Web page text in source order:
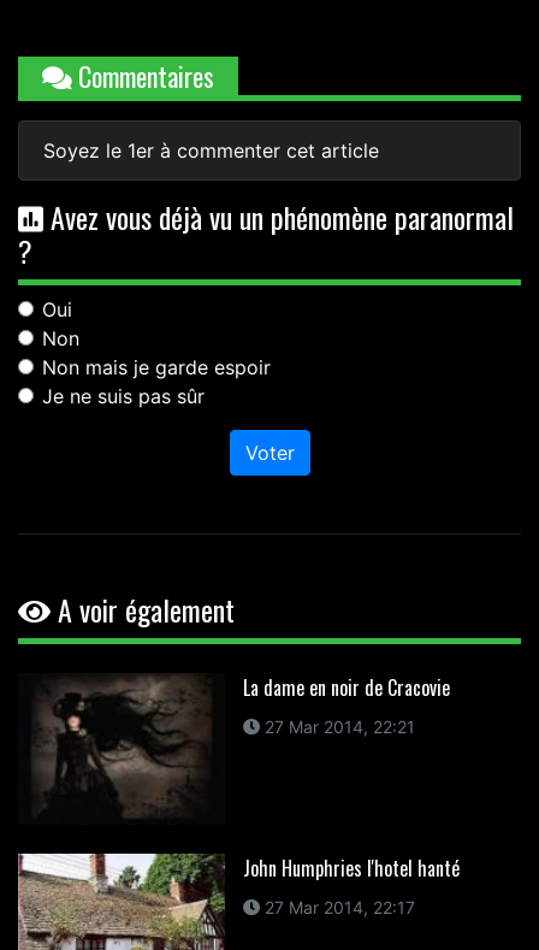
Commentaires
Soyez le 1er à commenter cet article
Avez vous déjà vu un phénomène paranormal
?
Oui
Non
Non mais je garde espoir
Je ne suis pas sûr
Voter
A voir également
La dame en noir de Cracovie
27 Mar 2014, 22:21
John Humphries l'hotel hanté
27 Mar 2014, 22:17